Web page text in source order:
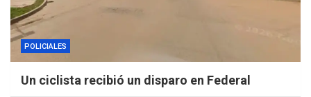
POLICIALES
Un ciclista recibió un disparo en Federal